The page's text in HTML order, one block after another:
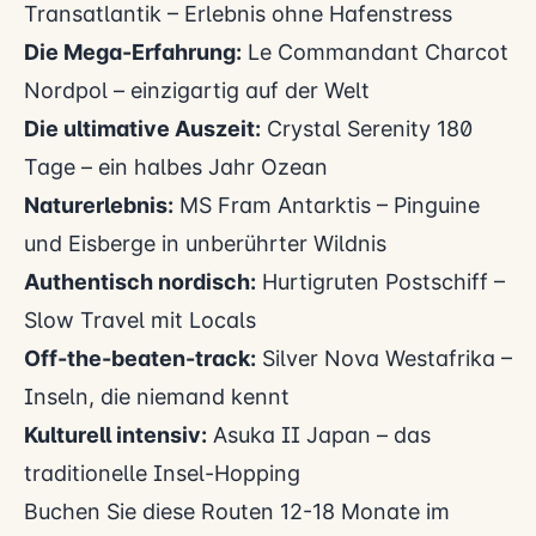
Transatlantik – Erlebnis ohne Hafenstress
Die Mega-Erfahrung: Le Commandant Charcot
Nordpol – einzigartig auf der Welt
Die ultimative Auszeit: Crystal Serenity 180
Tage – ein halbes Jahr Ozean
Naturerlebnis: MS Fram Antarktis – Pinguine
und Eisberge in unberührter Wildnis
Authentisch nordisch: Hurtigruten Postschiff –
Slow Travel mit Locals
Off-the-beaten-track: Silver Nova Westafrika –
Inseln, die niemand kennt
Kulturell intensiv: Asuka II Japan – das
traditionelle Insel-Hopping
Buchen Sie diese Routen 12-18 Monate im